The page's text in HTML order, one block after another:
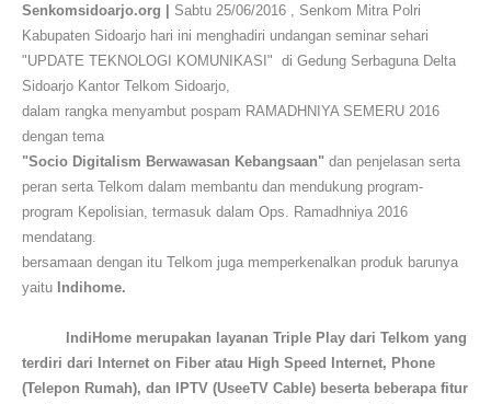
Senkomsidoarjo.org | Sabtu 25/06/2016 , Senkom Mitra Polri
Kabupaten Sidoarjo hari ini menghadiri undangan seminar sehari
"UPDATE TEKNOLOGI KOMUNIKASI" di Gedung Serbaguna Delta
Sidoarjo Kantor Telkom Sidoarjo,
dalam rangka menyambut pospam RAMADHNIYA SEMERU 2016
dengan tema
"Socio Digitalism Berwawasan Kebangsaan" dan penjelasan serta
peran serta Telkom dalam membantu dan mendukung program-
program Kepolisian, termasuk dalam Ops. Ramadhniya 2016
mendatang.
bersamaan dengan itu Telkom juga memperkenalkan produk barunya
yaitu Indihome.
IndiHome merupakan layanan Triple Play dari Telkom yang
terdiri dari Internet on Fiber atau High Speed Internet, Phone
(Telepon Rumah), dan IPTV (UseeTV Cable) beserta beberapa fitur